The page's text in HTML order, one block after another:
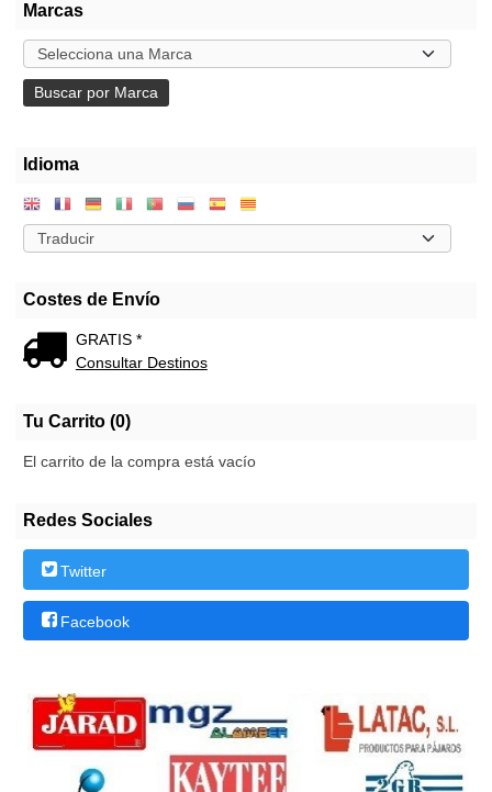
Marcas
Idioma
Costes de Envío
GRATIS *
Consultar Destinos
Tu Carrito (0)
El carrito de la compra está vacío
Redes Sociales
Twitter
Facebook